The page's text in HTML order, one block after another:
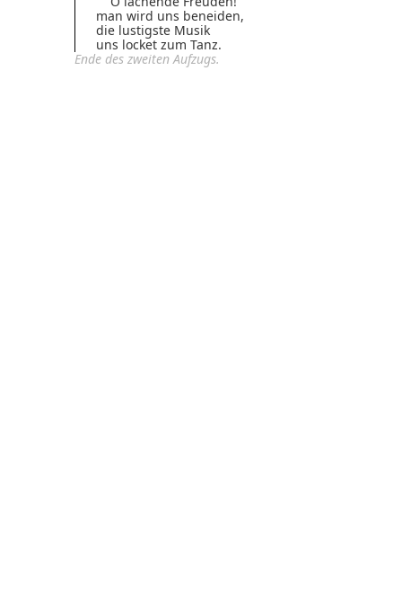
man wird uns beneiden,
die lustigste Musik
uns locket zum Tanz.
Ende des zweiten Aufzugs.